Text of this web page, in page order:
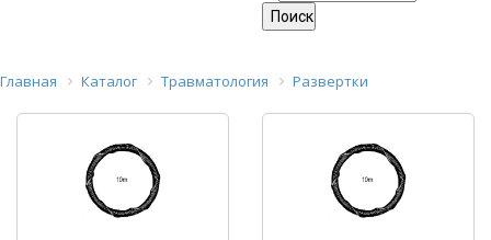
Главная Каталог Травматология Развертки